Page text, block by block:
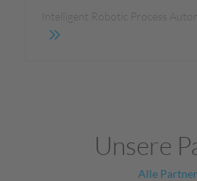
Intelligent Robotic Process
Unsere
Alle Partner